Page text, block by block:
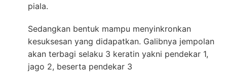
piala.
Sedangkan bentuk mampu menyinkronkan
kesuksesan yang didapatkan. Galibnya jempolan
akan terbagi selaku 3 keratin yakni pendekar 1,
jago 2, beserta pendekar 3